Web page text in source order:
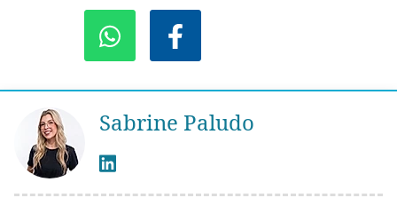
Sabrine Paludo